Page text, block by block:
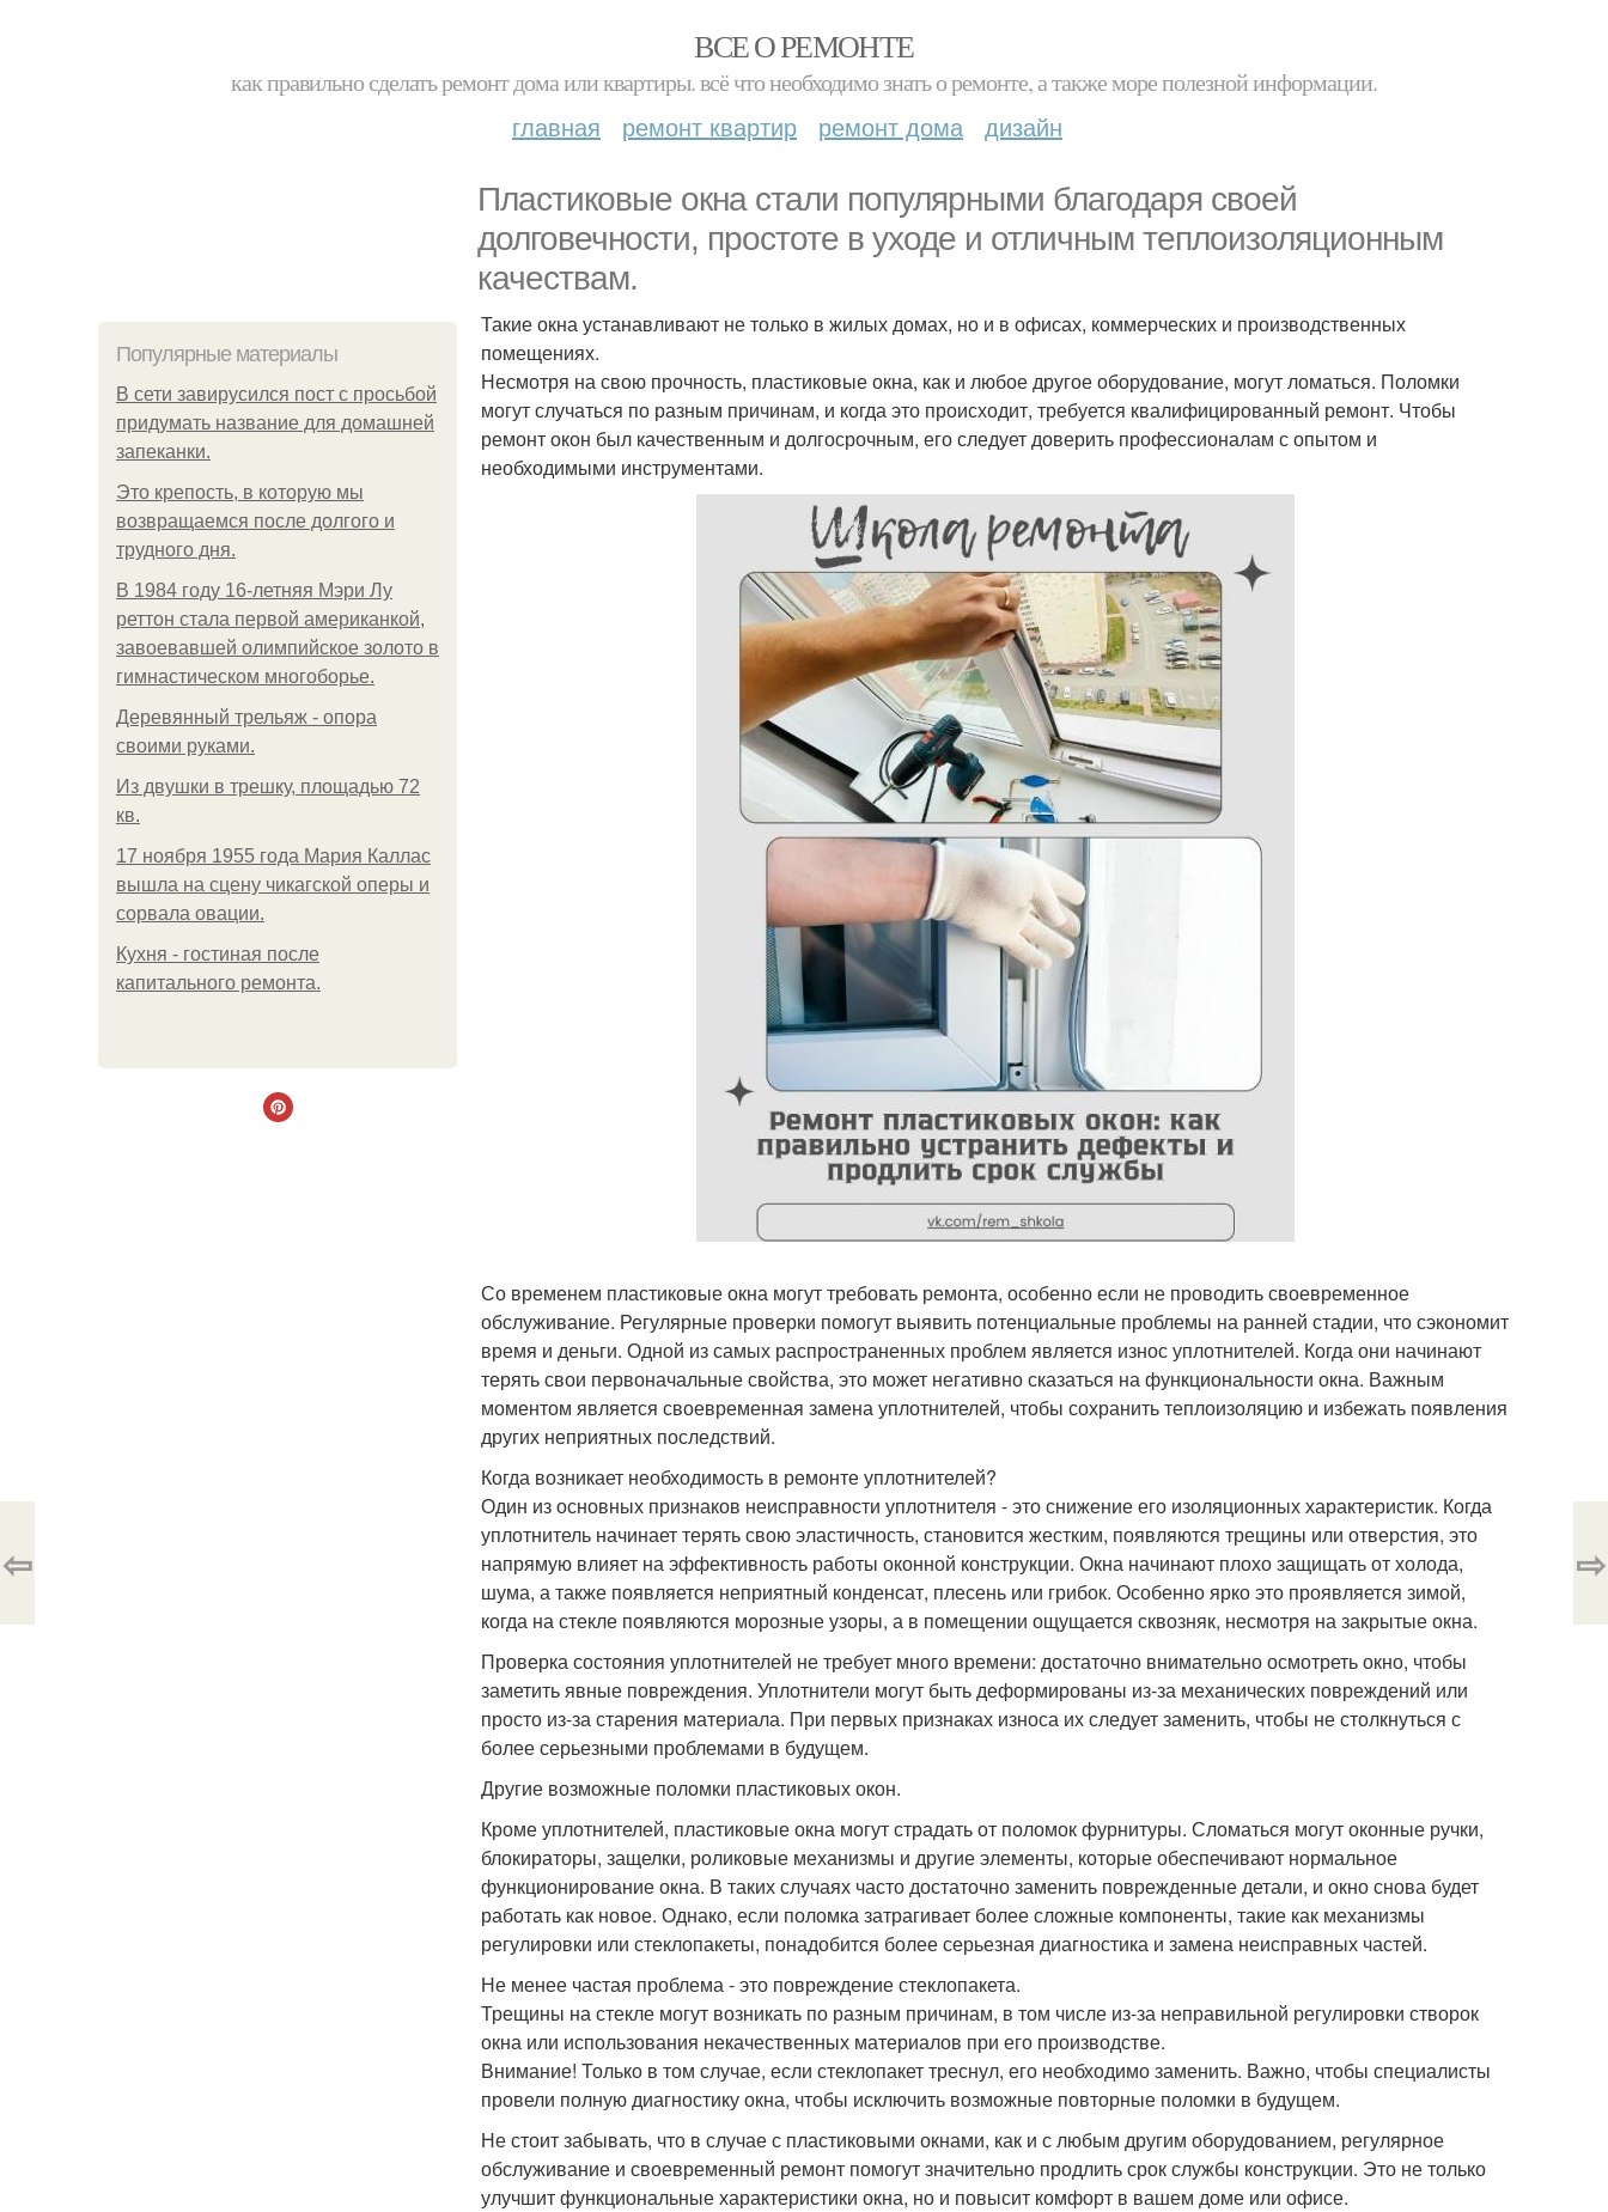
ВСЕ О РЕМОНТЕ
как правильно сделать ремонт дома или квартиры. всё что необходимо знать о ремонте, а также море полезной информации.
главная ремонт квартир ремонт дома дизайн
Пластиковые окна стали популярными благодаря своей
долговечности, простоте в уходе и отличным теплоизоляционным
качествам.
Популярные материалы
В сети завирусился пост с просьбой
придумать название для домашней
запеканки.
Это крепость, в которую мы
возвращаемся после долгого и
трудного дня.
В 1984 году 16-летняя Мэри Лу
реттон стала первой американкой,
завоевавшей олимпийское золото в
гимнастическом многоборье.
Деревянный трельяж - опора
своими руками.
Из двушки в трешку, площадью 72
кв.
17 ноября 1955 года Мария Каллас
вышла на сцену чикагской оперы и
сорвала овации.
Кухня - гостиная после
капитального ремонта.
Такие окна устанавливают не только в жилых домах, но и в офисах, коммерческих и производственных
помещениях.
Несмотря на свою прочность, пластиковые окна, как и любое другое оборудование, могут ломаться. Поломки
могут случаться по разным причинам, и когда это происходит, требуется квалифицированный ремонт. Чтобы
ремонт окон был качественным и долгосрочным, его следует доверить профессионалам с опытом и
необходимыми инструментами.
Со временем пластиковые окна могут требовать ремонта, особенно если не проводить своевременное
обслуживание. Регулярные проверки помогут выявить потенциальные проблемы на ранней стадии, что сэкономит
время и деньги. Одной из самых распространенных проблем является износ уплотнителей. Когда они начинают
терять свои первоначальные свойства, это может негативно сказаться на функциональности окна. Важным
моментом является своевременная замена уплотнителей, чтобы сохранить теплоизоляцию и избежать появления
других неприятных последствий.
Когда возникает необходимость в ремонте уплотнителей?
Один из основных признаков неисправности уплотнителя - это снижение его изоляционных характеристик. Когда
уплотнитель начинает терять свою эластичность, становится жестким, появляются трещины или отверстия, это
напрямую влияет на эффективность работы оконной конструкции. Окна начинают плохо защищать от холода,
шума, а также появляется неприятный конденсат, плесень или грибок. Особенно ярко это проявляется зимой,
когда на стекле появляются морозные узоры, а в помещении ощущается сквозняк, несмотря на закрытые окна.
Проверка состояния уплотнителей не требует много времени: достаточно внимательно осмотреть окно, чтобы
заметить явные повреждения. Уплотнители могут быть деформированы из-за механических повреждений или
просто из-за старения материала. При первых признаках износа их следует заменить, чтобы не столкнуться с
более серьезными проблемами в будущем.
Другие возможные поломки пластиковых окон.
Кроме уплотнителей, пластиковые окна могут страдать от поломок фурнитуры. Сломаться могут оконные ручки,
блокираторы, защелки, роликовые механизмы и другие элементы, которые обеспечивают нормальное
функционирование окна. В таких случаях часто достаточно заменить поврежденные детали, и окно снова будет
работать как новое. Однако, если поломка затрагивает более сложные компоненты, такие как механизмы
регулировки или стеклопакеты, понадобится более серьезная диагностика и замена неисправных частей.
Не менее частая проблема - это повреждение стеклопакета.
Трещины на стекле могут возникать по разным причинам, в том числе из-за неправильной регулировки створок
окна или использования некачественных материалов при его производстве.
Внимание! Только в том случае, если стеклопакет треснул, его необходимо заменить. Важно, чтобы специалисты
провели полную диагностику окна, чтобы исключить возможные повторные поломки в будущем.
Не стоит забывать, что в случае с пластиковыми окнами, как и с любым другим оборудованием, регулярное
обслуживание и своевременный ремонт помогут значительно продлить срок службы конструкции. Это не только
улучшит функциональные характеристики окна, но и повысит комфорт в вашем доме или офисе.
⇦ ⇨